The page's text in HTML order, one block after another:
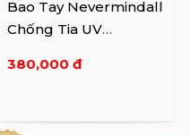
Bao Tay Nevermindall
Chống Tia UV
380,000 đ